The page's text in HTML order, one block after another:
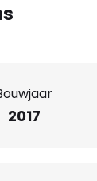
2017